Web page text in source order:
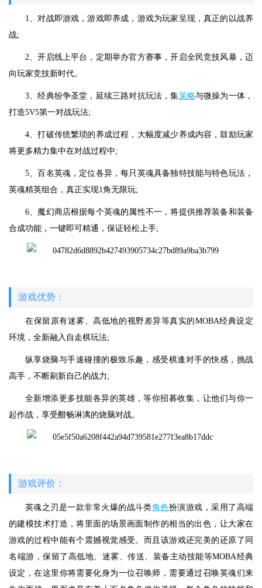
1、对战即游戏，游戏即养成，游戏为玩家呈现，真正的以战养
战;
2、开启线上平台，定期举办官方赛事，开启全民竞技风暴，迈
向玩家竞技新时代。
3、经典纷争圣堂，延续三路对抗玩法，集策略与微操为一体，
打造5V5第一对战玩法;
4、打破传统繁琐的养成过程，大幅度减少养成内容，鼓励玩家
将更多精力集中在对战过程中;
5、百名英魂，定位各异，每只英魂具备独特技能与特色玩法，
英魂精英组合，真正实现1角无限玩;
6、魔幻商店根据每个英魂的属性不一，将提供推荐装备和装备
合成功能，一键即可精通，保证轻松上手;
游戏优势：
在保留原有迷雾、高低地的视野差异等真实的MOBA经典设定
环境，全新融入自走棋玩法;
纵享烧脑与手速碰撞的极致乐趣，感受棋逢对手的快感，挑战
高手，不断刷新自己的战力;
全新增添更多技能各异的英雄，等你招募收集，让他们与你一
起作战，享受酣畅淋漓的烧脑对战。
游戏评价：
英魂之刃是一款非常火爆的战斗类角色扮演游戏，采用了高端
的建模技术打造，将里面的场景画面制作的相当的出色，让大家在
游戏的过程中能有个震撼视觉感受。而且该游戏还完美的还原了同
名端游，保留了高低地、迷雾、传送、装备主动技能等MOBA经典
设定，在这里你将需要化身为一位召唤师，需要通过召唤英魂们来